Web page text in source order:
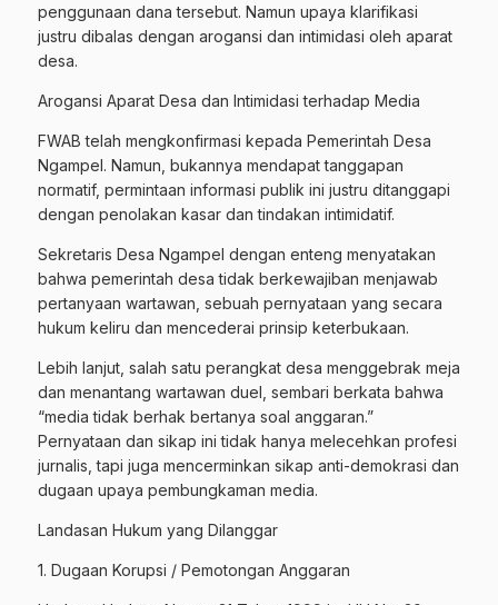
penggunaan dana tersebut. Namun upaya klarifikasi
justru dibalas dengan arogansi dan intimidasi oleh aparat
desa.
Arogansi Aparat Desa dan Intimidasi terhadap Media
FWAB telah mengkonfirmasi kepada Pemerintah Desa
Ngampel. Namun, bukannya mendapat tanggapan
normatif, permintaan informasi publik ini justru ditanggapi
dengan penolakan kasar dan tindakan intimidatif.
Sekretaris Desa Ngampel dengan enteng menyatakan
bahwa pemerintah desa tidak berkewajiban menjawab
pertanyaan wartawan, sebuah pernyataan yang secara
hukum keliru dan mencederai prinsip keterbukaan.
Lebih lanjut, salah satu perangkat desa menggebrak meja
dan menantang wartawan duel, sembari berkata bahwa
“media tidak berhak bertanya soal anggaran.”
Pernyataan dan sikap ini tidak hanya melecehkan profesi
jurnalis, tapi juga mencerminkan sikap anti-demokrasi dan
dugaan upaya pembungkaman media.
Landasan Hukum yang Dilanggar
1. Dugaan Korupsi / Pemotongan Anggaran